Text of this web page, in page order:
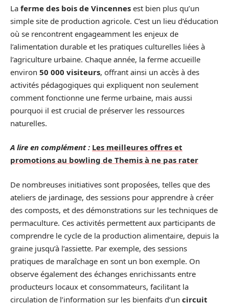
La ferme des bois de Vincennes est bien plus qu’un
simple site de production agricole. C’est un lieu d’éducation
où se rencontrent engageamment les enjeux de
l’alimentation durable et les pratiques culturelles liées à
l’agriculture urbaine. Chaque année, la ferme accueille
environ 50 000 visiteurs, offrant ainsi un accès à des
activités pédagogiques qui expliquent non seulement
comment fonctionne une ferme urbaine, mais aussi
pourquoi il est crucial de préserver les ressources
naturelles.
A lire en complément : Les meilleures offres et
promotions au bowling de Themis à ne pas rater
De nombreuses initiatives sont proposées, telles que des
ateliers de jardinage, des sessions pour apprendre à créer
des composts, et des démonstrations sur les techniques de
permaculture. Ces activités permettent aux participants de
comprendre le cycle de la production alimentaire, depuis la
graine jusqu’à l’assiette. Par exemple, des sessions
pratiques de maraîchage en sont un bon exemple. On
observe également des échanges enrichissants entre
producteurs locaux et consommateurs, facilitant la
circulation de l’information sur les bienfaits d’un circuit